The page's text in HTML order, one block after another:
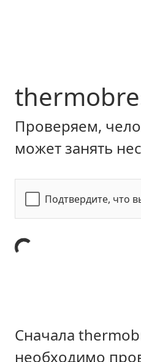
Проверяем,
может занять
Подтвердите, что
Сначала
необходимо